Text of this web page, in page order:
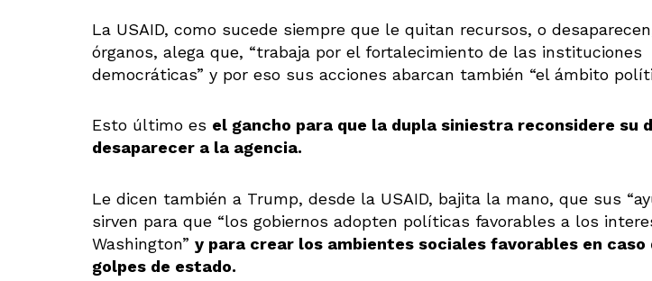
La USAID, como sucede siempre que le quitan recursos, o
órganos, alega que, “trabaja por el fortalecimiento de las instituciones
democráticas” y por eso sus acciones abarcan también “el ámbito
Esto último es el gancho para que la dupla siniestra reconsidere su
desaparecer a la agencia.
Le dicen también a Trump, desde la USAID, bajita la mano, que sus
sirven para que “los gobiernos adopten políticas favorables a los
Washington” y para crear los ambientes sociales favorables en caso
golpes de estado.